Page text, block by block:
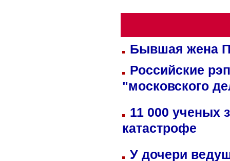
Бывшая жена
Российские
"московского
11 000 ученых
катастрофе
У дочери